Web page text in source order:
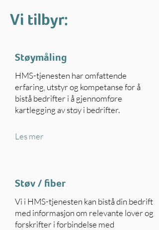
Vi tilbyr:
Støymåling
HMS-tjenesten har omfattende
erfaring, utstyr og kompetanse for å
bistå bedrifter i å gjennomføre
kartlegging av støy i bedrifter.
Les mer
Støv / fiber
Vi i HMS-tjenesten kan bistå din bedrift
med informasjon om relevante lover og
forskrifter i forbindelse med